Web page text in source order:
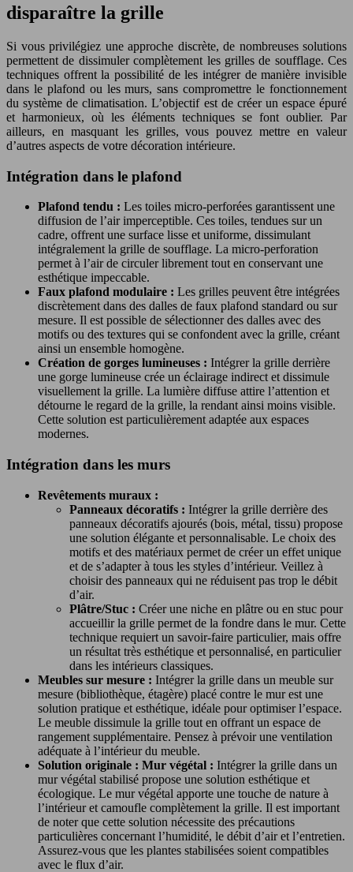
disparaître la grille
Si vous privilégiez une approche discrète, de nombreuses solutions
permettent de dissimuler complètement les grilles de soufflage. Ces
techniques offrent la possibilité de les intégrer de manière invisible
dans le plafond ou les murs, sans compromettre le fonctionnement
du système de climatisation. L’objectif est de créer un espace épuré
et harmonieux, où les éléments techniques se font oublier. Par
ailleurs, en masquant les grilles, vous pouvez mettre en valeur
d’autres aspects de votre décoration intérieure.
Intégration dans le plafond
Plafond tendu : Les toiles micro-perforées garantissent une
diffusion de l’air imperceptible. Ces toiles, tendues sur un
cadre, offrent une surface lisse et uniforme, dissimulant
intégralement la grille de soufflage. La micro-perforation
permet à l’air de circuler librement tout en conservant une
esthétique impeccable.
Faux plafond modulaire : Les grilles peuvent être intégrées
discrètement dans des dalles de faux plafond standard ou sur
mesure. Il est possible de sélectionner des dalles avec des
motifs ou des textures qui se confondent avec la grille, créant
ainsi un ensemble homogène.
Création de gorges lumineuses : Intégrer la grille derrière
une gorge lumineuse crée un éclairage indirect et dissimule
visuellement la grille. La lumière diffuse attire l’attention et
détourne le regard de la grille, la rendant ainsi moins visible.
Cette solution est particulièrement adaptée aux espaces
modernes.
Intégration dans les murs
Revêtements muraux :
Panneaux décoratifs : Intégrer la grille derrière des
panneaux décoratifs ajourés (bois, métal, tissu) propose
une solution élégante et personnalisable. Le choix des
motifs et des matériaux permet de créer un effet unique
et de s’adapter à tous les styles d’intérieur. Veillez à
choisir des panneaux qui ne réduisent pas trop le débit
d’air.
Plâtre/Stuc : Créer une niche en plâtre ou en stuc pour
accueillir la grille permet de la fondre dans le mur. Cette
technique requiert un savoir-faire particulier, mais offre
un résultat très esthétique et personnalisé, en particulier
dans les intérieurs classiques.
Meubles sur mesure : Intégrer la grille dans un meuble sur
mesure (bibliothèque, étagère) placé contre le mur est une
solution pratique et esthétique, idéale pour optimiser l’espace.
Le meuble dissimule la grille tout en offrant un espace de
rangement supplémentaire. Pensez à prévoir une ventilation
adéquate à l’intérieur du meuble.
Solution originale : Mur végétal : Intégrer la grille dans un
mur végétal stabilisé propose une solution esthétique et
écologique. Le mur végétal apporte une touche de nature à
l’intérieur et camoufle complètement la grille. Il est important
de noter que cette solution nécessite des précautions
particulières concernant l’humidité, le débit d’air et l’entretien.
Assurez-vous que les plantes stabilisées soient compatibles
avec le flux d’air.